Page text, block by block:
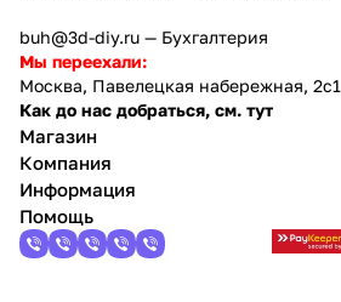
buh@3d-diy.ru — Бухгалтерия
Мы переехали:
Москва, Павелецкая набережная, 2с1
Как до нас добраться, см. тут
Магазин
Компания
Информация
Помощь